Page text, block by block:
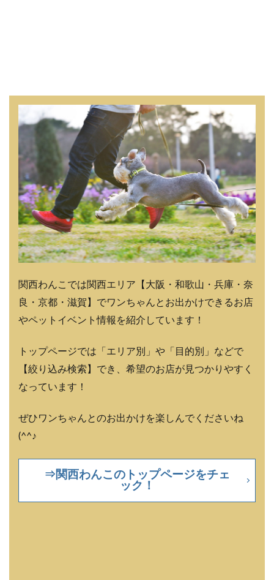
関西わんこでは関西エリア【大阪・和歌山・兵庫・奈
良・京都・滋賀】でワンちゃんとお出かけできるお店
やペットイベント情報を紹介しています！
トップページでは「エリア別」や「目的別」などで
【絞り込み検索】でき、希望のお店が見つかりやすく
なっています！
ぜひワンちゃんとのお出かけを楽しんでくださいね
(^^♪
⇒関西わんこのトップページをチェ
ック！